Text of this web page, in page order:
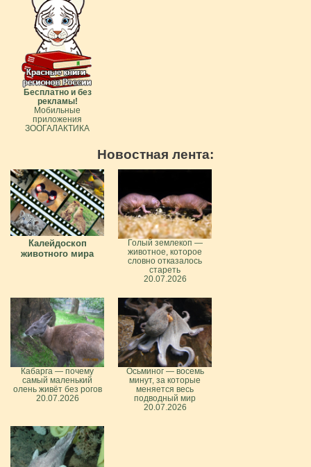
Бесплатно и без
рекламы!
Мобильные
приложения
ЗООГАЛАКТИКА
Новостная лента:
Калейдоскоп
животного мира
Голый землекоп —
животное, которое
словно отказалось
стареть
20.07.2026
Кабарга — почему
самый маленький
олень живёт без рогов
20.07.2026
Осьминог — восемь
минут, за которые
меняется весь
подводный мир
20.07.2026